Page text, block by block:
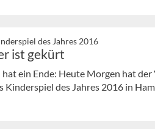
des Jahres 2016
ist gekürt
ein Ende: Heute Morgen hat der
Kinderspiel des Jahres 2016 in